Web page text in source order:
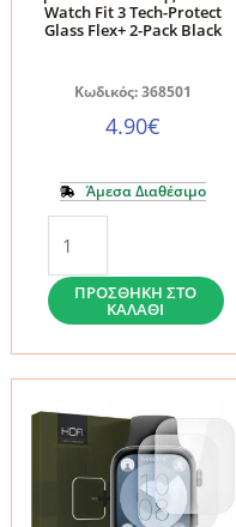
Clear
ποσότητα
Watch Fit 3 Tech-Protect
Glass Flex+ 2-Pack Black
Κωδικός: 368501
4.90€
Άμεσα Διαθέσιμο
Οθόνης
Huawei
Watch
Fit
3
Tech-
Protect
Glass
Flex+
ΠΡΟΣΘΉΚΗ ΣΤΟ
ΚΑΛΆΘΙ